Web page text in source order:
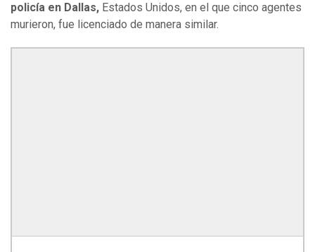
policía en Dallas, Estados Unidos, en el que cinco agentes
murieron, fue licenciado de manera similar.